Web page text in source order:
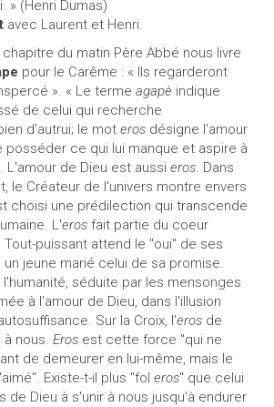
» (Henri Dumas)
avec Laurent et Henri.
chapitre du matin Père Abbé nous livre
pour le Carême : « Ils regarderont
». « Le terme agapè indique
de celui qui recherche
d'autrui; le mot eros désigne l'amour
posséder ce qui lui manque et aspire à
L'amour de Dieu est aussi eros. Dans
le Créateur de l'univers montre envers
choisi une prédilection qui transcende
L'eros fait partie du coeur
Tout-puissant attend le "oui" de ses
jeune marié celui de sa promise.
séduite par les mensonges
à l'amour de Dieu, dans l'illusion
Sur la Croix, l'eros de
nous. Eros est cette force "qui ne
de demeurer en lui-même, mais le
Existe-t-il plus "fol eros" que celui
de Dieu à s'unir à nous jusqu'à endurer